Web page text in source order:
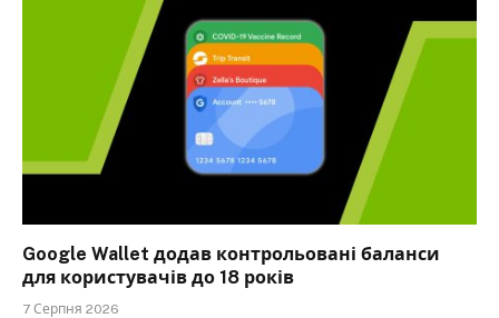
Google Wallet додав контрольовані баланси
для користувачів до 18 років
7 Серпня 2026